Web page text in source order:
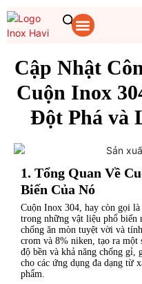
Nội Dung Bài Viết
Cập Nhật
Cuộn Inox
Đột Phá và
1. Tổng Quan Về
Biến Của Nó
Cuộn Inox 304, hay còn gọi
trong những vật liệu phổ biến
chống ăn mòn tuyệt vời và
crom và 8% niken, tạo ra một
độ bền và khả năng chống
cho các ứng dụng đa dạng từ
phẩm.